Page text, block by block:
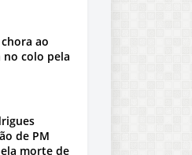
ao
no colo pela
de PM
morte de